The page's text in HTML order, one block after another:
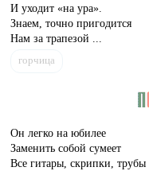
И уходит «на ура».
Знаем, точно пригодится
Нам за трапезой ...
горчица
Он легко на юбилее
Заменить собой сумеет
Все гитары, скрипки, трубы